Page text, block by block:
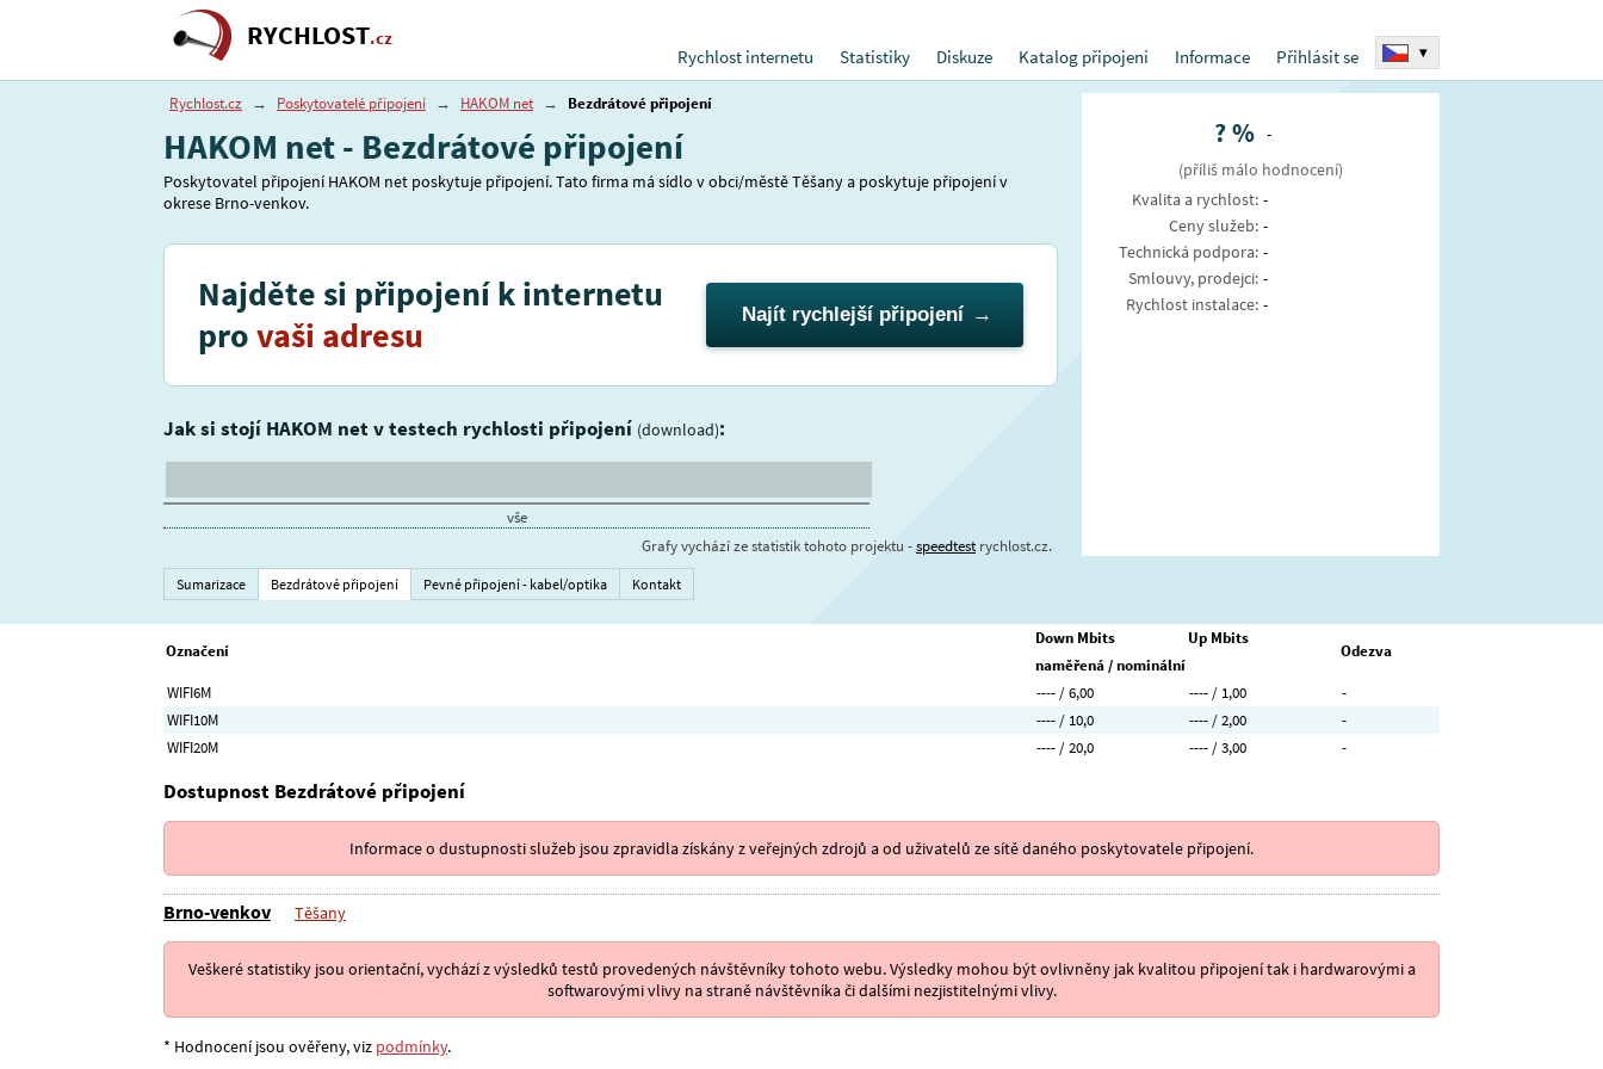
RYCHLOST.cz
Rychlost internetu
Statistiky Diskuze Katalog připojení Informace Přihlásit se ▾
Rychlost.cz → Poskytovatelé připojení → HAKOM net → Bezdrátové připojení
HAKOM net - Bezdrátové připojení
Poskytovatel připojení HAKOM net poskytuje připojení. Tato firma má sídlo v obci/městě Těšany a poskytuje připojení v
okrese Brno-venkov.
Najděte si připojení k internetu
provaši adresu Najít rychlejší připojení
Jak si stojí HAKOM net v testech rychlosti připojení (download):
vše
Grafy vychází ze statistik tohoto projektu -speedtestrychlost.cz.
?% -
(příliš málo hodnocení)
Kvalita a rychlost: -
Ceny služeb: -
Technická podpora: -
Smlouvy, prodejci: -
Rychlost instalace: -
Sumarizace Bezdrátové připojení Pevné připojení - kabel/optika Kontakt
Označení
Down Mbits Up Mbits
Odezva
naměřená / nominální
WIFI6M
---- / 6,00 ---- / 1,00
-
WIFI10M
---- / 10,0 ---- / 2,00
-
WIFI20M
---- / 20,0 ---- / 3,00 -
Dostupnost Bezdrátové připojení
Informace o dustupnosti služeb jsou zpravidla získány z veřejných zdrojů a od uživatelů ze sítě daného poskytovatele připojení.
Brno-venkov Těšany
Veškeré statistiky jsou orientační, vychází z výsledků testů provedených návštěvníky tohoto webu. Výsledky mohou být ovlivněny jak kvalitou připojení tak i hardwarovými a
softwarovými vlivy na straně návštěvníka či dalšími nezjistitelnými vlivy.
* Hodnocení jsou ověřeny, viz podmínky.